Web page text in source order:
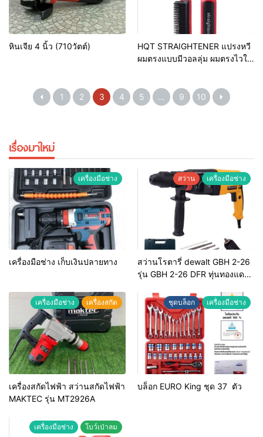
หินเจีย 4 นิ้ว (710วัตต์)
HQT STRAIGHTENER แปรงหวี
ผมตรงแบบมีวอลลุ่ม ผมตรงไวใน
1 2 3 4 5 … 9 10
เรื่องมาใหม่
เครื่องมือช่าง
เครื่องมือช่าง เก็บเงินปลายทาง
สว่าน เครื่องมือช่าง
สว่านโรตารี่ dewalt GBH 2-26
รุ่น GBH 2-26 DFR ทุ่นทองแดง
เครื่องมือช่าง เครื่องสกัด
เครื่องสกัดไฟฟ้า สว่านสกัดไฟฟ้า
MAKTEC รุ่น MT2926A
ชุดบล็อก เครื่องมือช่าง
บล็อก EURO King ชุด 37 ตัว
เครื่องมือช่าง โบว์เป่าลม